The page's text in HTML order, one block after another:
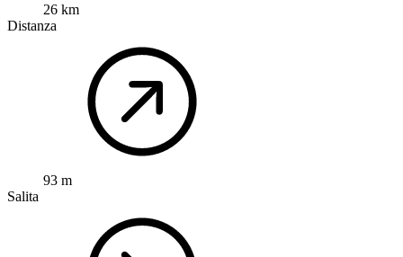
26 km
Distanza
93 m
Salita